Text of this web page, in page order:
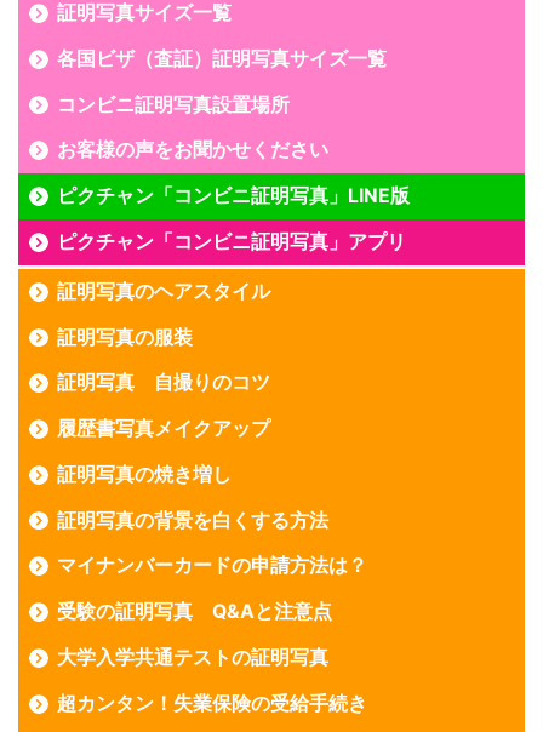
証明写真サイズ一覧
各国ビザ（査証）証明写真サイズ一覧
コンビニ証明写真設置場所
お客様の声をお聞かせください
ピクチャン「コンビニ証明写真」LINE版
ピクチャン「コンビニ証明写真」アプリ
証明写真のヘアスタイル
証明写真の服装
証明写真 自撮りのコツ
履歴書写真メイクアップ
証明写真の焼き増し
証明写真の背景を白くする方法
マイナンバーカードの申請方法は？
受験の証明写真 Q&Aと注意点
大学入学共通テストの証明写真
超カンタン！失業保険の受給手続き